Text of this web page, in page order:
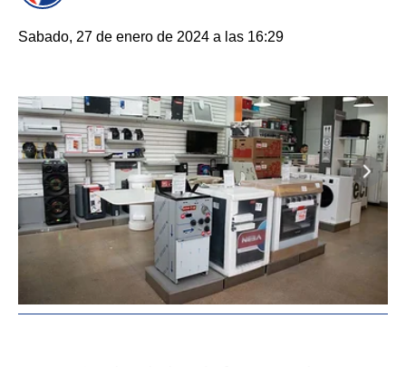
Sabado, 27 de enero de 2024 a las 16:29